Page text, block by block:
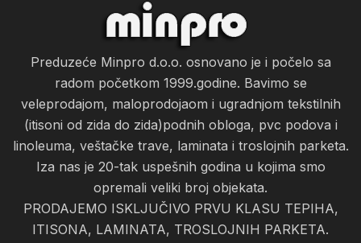
Preduzeće Minpro d.o.o. osnovano je i počelo sa
radom početkom 1999.godine. Bavimo se
veleprodajom, maloprodojaom i ugradnjom tekstilnih
(itisoni od zida do zida)podnih obloga, pvc podova i
linoleuma, veštačke trave, laminata i troslojnih parketa.
Iza nas je 20-tak uspešnih godina u kojima smo
opremali veliki broj objekata.
PRODAJEMO ISKLJUČIVO PRVU KLASU TEPIHA,
ITISONA, LAMINATA, TROSLOJNIH PARKETA.